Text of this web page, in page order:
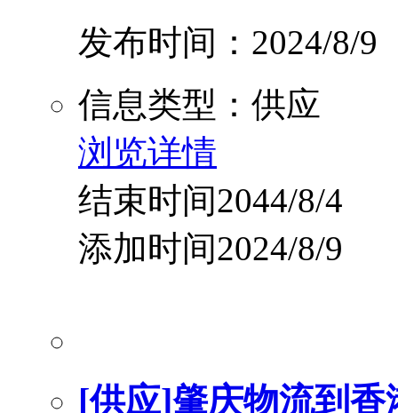
发布时间：2024/8/9
信息类型：供应
浏览详情
结束时间2044/8/4
添加时间2024/8/9
[供应]肇庆物流到